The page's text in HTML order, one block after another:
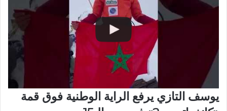
يوسف التازي يرفع الراية الوطنية فوق قمة